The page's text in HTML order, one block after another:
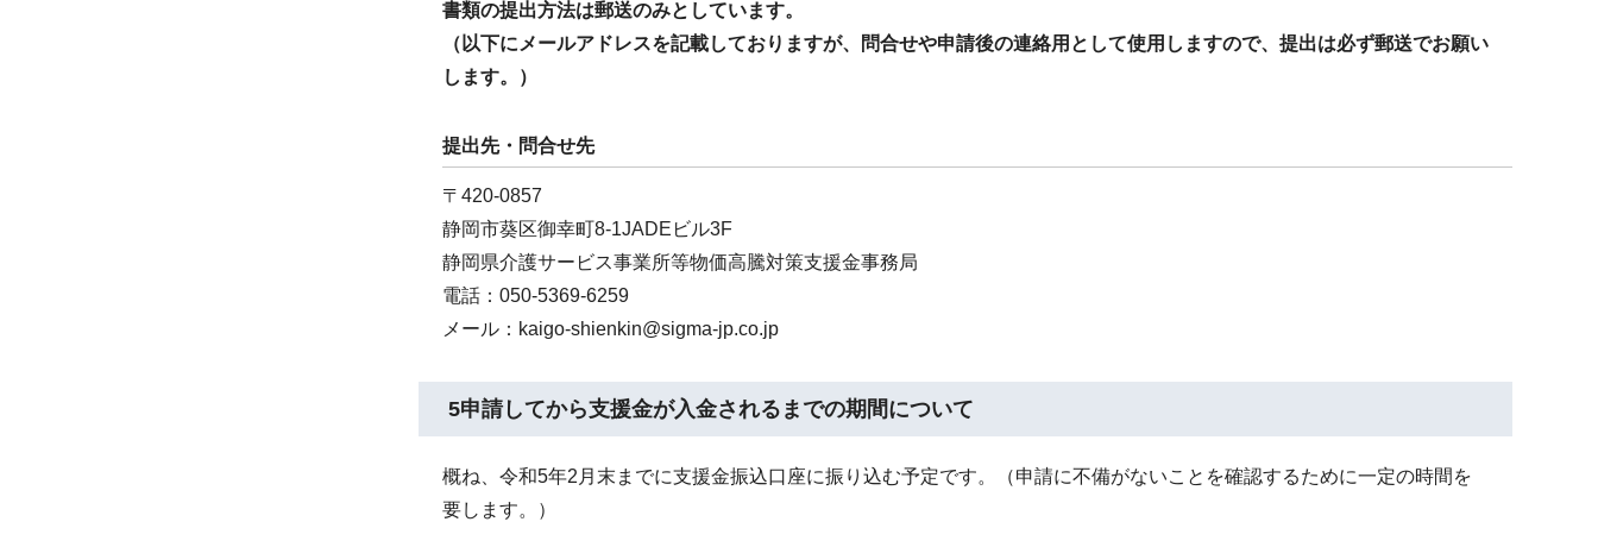
書類の提出方法は郵送のみとしています。
（以下にメールアドレスを記載しておりますが、問合せや申請後の連絡用として使用しますので、提出は必ず郵送でお願い
します。）
提出先・問合せ先
〒420-0857
静岡市葵区御幸町8-1JADEビル3F
静岡県介護サービス事業所等物価高騰対策支援金事務局
電話：050-5369-6259
メール：kaigo-shienkin@sigma-jp.co.jp
5申請してから支援金が入金されるまでの期間について
概ね、令和5年2月末までに支援金振込口座に振り込む予定です。（申請に不備がないことを確認するために一定の時間を
要します。）